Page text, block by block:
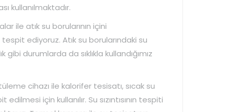
kullanılmaktadır.
ile atık su borularının içini
ediyoruz. Atık su borularındaki su
durumlarda da sıklıkla kullandığımız
cihazı ile kalorifer tesisatı, sıcak su
için kullanılır. Su sızıntısının tespiti